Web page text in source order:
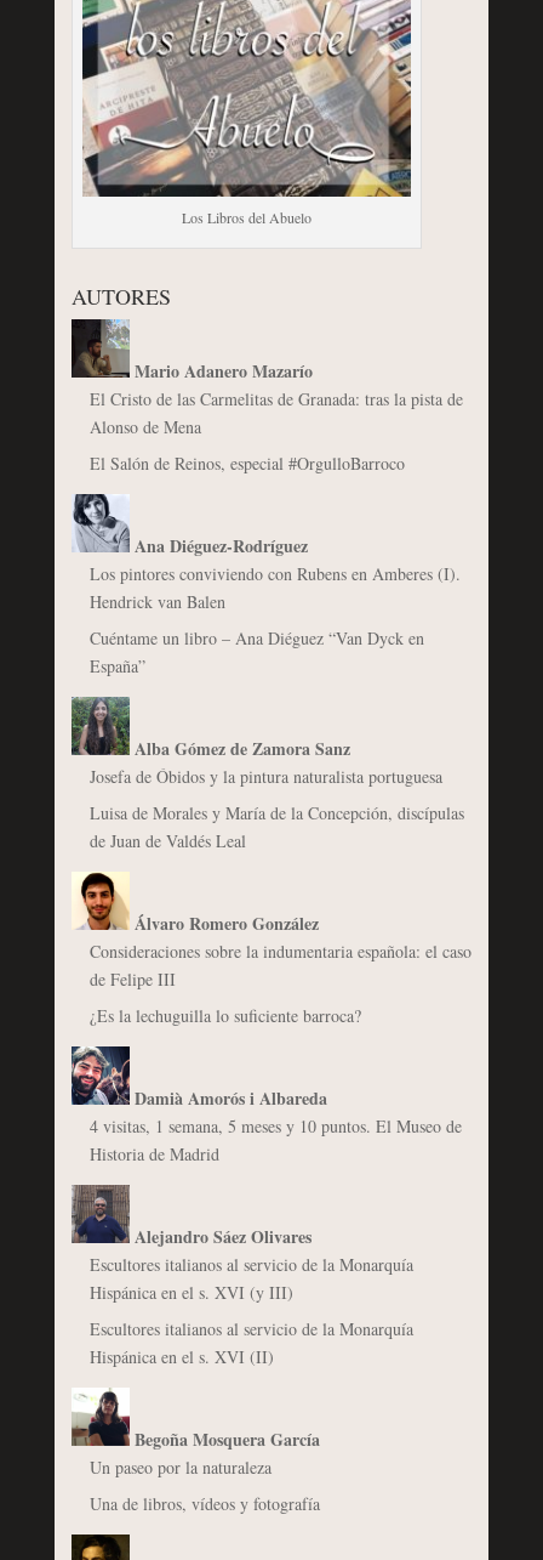
Los Libros del Abuelo
AUTORES
Mario Adanero Mazarío
El Cristo de las Carmelitas de Granada: tras la pista de
Alonso de Mena
El Salón de Reinos, especial #OrgulloBarroco
Ana Diéguez-Rodríguez
Los pintores conviviendo con Rubens en Amberes (I).
Hendrick van Balen
Cuéntame un libro – Ana Diéguez “Van Dyck en
España”
Alba Gómez de Zamora Sanz
Josefa de Óbidos y la pintura naturalista portuguesa
Luisa de Morales y María de la Concepción, discípulas
de Juan de Valdés Leal
Álvaro Romero González
Consideraciones sobre la indumentaria española: el caso
de Felipe III
¿Es la lechuguilla lo suficiente barroca?
Damià Amorós i Albareda
4 visitas, 1 semana, 5 meses y 10 puntos. El Museo de
Historia de Madrid
Alejandro Sáez Olivares
Escultores italianos al servicio de la Monarquía
Hispánica en el s. XVI (y III)
Escultores italianos al servicio de la Monarquía
Hispánica en el s. XVI (II)
Begoña Mosquera García
Un paseo por la naturaleza
Una de libros, vídeos y fotografía